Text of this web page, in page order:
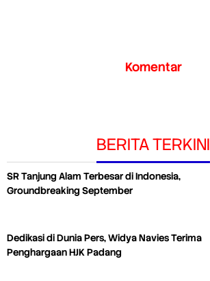
Komentar
BERITA TERKINI
SR Tanjung Alam Terbesar di Indonesia,
Groundbreaking September
Dedikasi di Dunia Pers, Widya Navies Terima
Penghargaan HJK Padang